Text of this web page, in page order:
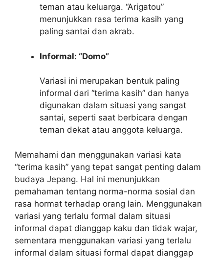
teman atau keluarga. “Arigatou”
menunjukkan rasa terima kasih yang
paling santai dan akrab.
Informal: “Domo”
Variasi ini merupakan bentuk paling
informal dari “terima kasih” dan hanya
digunakan dalam situasi yang sangat
santai, seperti saat berbicara dengan
teman dekat atau anggota keluarga.
Memahami dan menggunakan variasi kata
“terima kasih” yang tepat sangat penting dalam
budaya Jepang. Hal ini menunjukkan
pemahaman tentang norma-norma sosial dan
rasa hormat terhadap orang lain. Menggunakan
variasi yang terlalu formal dalam situasi
informal dapat dianggap kaku dan tidak wajar,
sementara menggunakan variasi yang terlalu
informal dalam situasi formal dapat dianggap